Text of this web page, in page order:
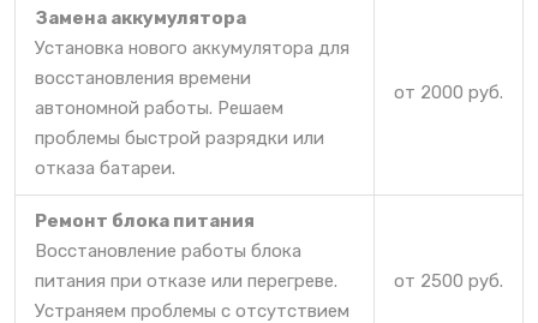
Замена аккумулятора
Установка нового аккумулятора для
восстановления времени
автономной работы. Решаем
проблемы быстрой разрядки или
отказа батареи.
от 2000 руб.
Ремонт блока питания
Восстановление работы блока
питания при отказе или перегреве.
Устраняем проблемы с отсутствием
от 2500 руб.